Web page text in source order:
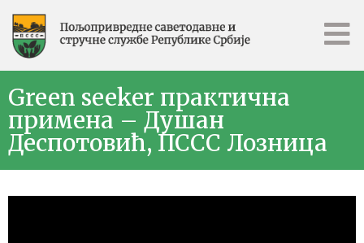
Green seeker практична
примена – Душан
Деспотовић, ПССС Лозница